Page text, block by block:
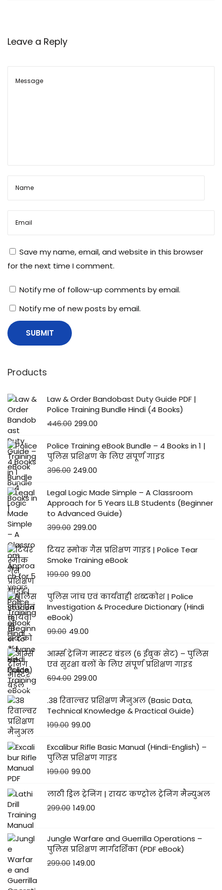
G
ली
ई
ट
की
सि
क
जा
का
त
था
उ
से
उ
ता
र
ने
औ
र
च
ढा
ने
का
त
री
का
Leave a Reply
Save my name, email, and website in this browser
for the next time I comment.
Notify me of follow-up comments by email.
Notify me of new posts by email.
Products
Law & Order Bandobast Duty Guide PDF |
Police Training Bundle Hindi (4 Books)
446.00 299.00
Police Training eBook Bundle – 4 Books in 1 |
पुलिस प्रशिक्षण के लिए संपूर्ण गाइड
396.00 249.00
Legal Logic Made Simple – A Classroom
Approach for 5 Years LL.B Students (Beginner
to Advanced Guide)
399.00 299.00
टियर स्मोक गैस प्रशिक्षण गाइड | Police Tear
Smoke Training eBook
199.00 99.00
पुलिस जांच एवं कार्यवाही शब्दकोश | Police
Investigation & Procedure Dictionary (Hindi
eBook)
99.00 49.00
आर्म्स ट्रेनिंग मास्टर बंडल (6 ईबुक सेट) – पुलिस
एवं सुरक्षा बलों के लिए संपूर्ण प्रशिक्षण गाइड
694.00 299.00
.38 रिवाल्वर प्रशिक्षण मैनुअल (Basic Data,
Technical Knowledge & Practical Guide)
199.00 99.00
Excalibur Rifle Basic Manual (Hindi-English) –
पुलिस प्रशिक्षण गाइड
199.00 99.00
लाठी ड्रिल ट्रेनिंग | रायट कण्ट्रोल ट्रेनिंग मैन्युअल
299.00 149.00
Jungle Warfare and Guerrilla Operations –
पुलिस प्रशिक्षण मार्गदर्शिका (PDF eBook)
299.00 149.00